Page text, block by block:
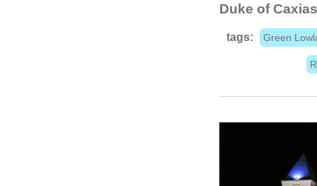
Duke of Caxias
tags: Green